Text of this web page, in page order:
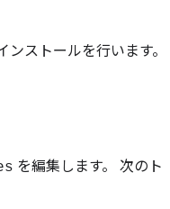
ストールを行います。
を編集します。 次のト